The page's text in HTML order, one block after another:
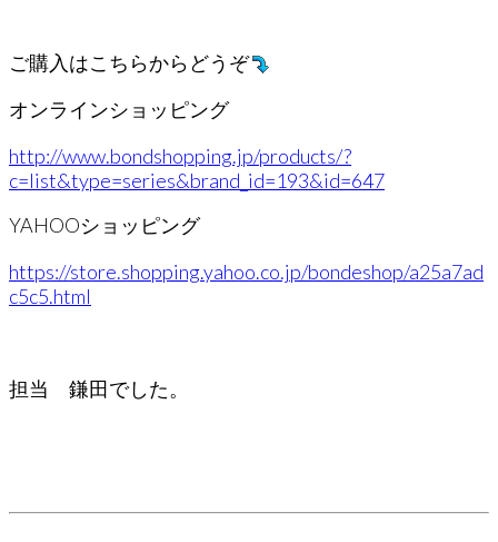
ご購入はこちらからどうぞ
オンラインショッピング
http://www.bondshopping.jp/products/?
c=list&type=series&brand_id=193&id=647
YAHOOショッピング
https://store.shopping.yahoo.co.jp/bondeshop/a25a7ad
c5c5.html
担当 鎌田でした。